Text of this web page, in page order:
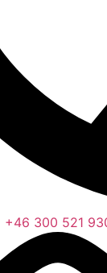
+46 300 521